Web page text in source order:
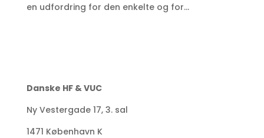
en udfordring for den enkelte og for...
Danske HF & VUC
Ny Vestergade 17, 3. sal
1471 København K